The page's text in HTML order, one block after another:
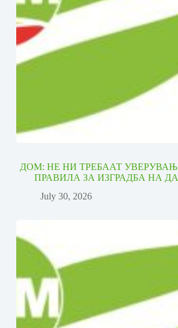
ДОМ: НЕ НИ ТРЕБААТ
ПРАВИЛА ЗА ИЗГРАДБА НА
July 30, 2026